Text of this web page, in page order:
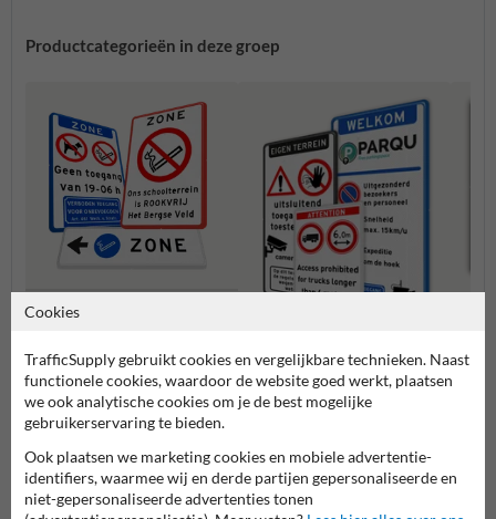
Productcategorieën in deze groep
Entree- en toegangsborden
Cookies
TrafficSupply gebruikt cookies en vergelijkbare technieken. Naast
functionele cookies, waardoor de website goed werkt, plaatsen
we ook analytische cookies om je de best mogelijke
gebruikerservaring te bieden.
Ook plaatsen we marketing cookies en mobiele advertentie-
identifiers, waarmee wij en derde partijen gepersonaliseerde en
niet-gepersonaliseerde advertenties tonen